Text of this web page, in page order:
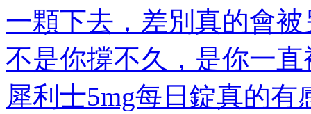
一顆下去，差別真的會
不是你撐不久，是你一
犀利士5mg每日錠真的有